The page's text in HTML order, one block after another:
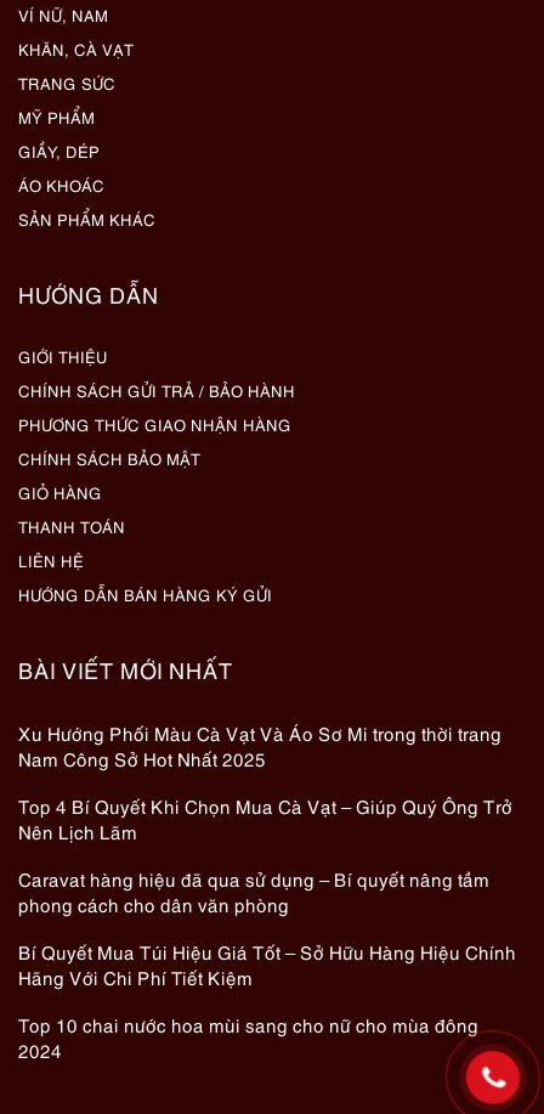
VÍ NỮ, NAM
KHĂN, CÀ VẠT
TRANG SỨC
MỸ PHẨM
GIẦY, DÉP
ÁO KHOÁC
SẢN PHẨM KHÁC
HƯỚNG DẪN
GIỚI THIỆU
CHÍNH SÁCH GỬI TRẢ / BẢO HÀNH
PHƯƠNG THỨC GIAO NHẬN HÀNG
CHÍNH SÁCH BẢO MẬT
GIỎ HÀNG
THANH TOÁN
LIÊN HỆ
HƯỚNG DẪN BÁN HÀNG KÝ GỬI
BÀI VIẾT MỚI NHẤT
Xu Hướng Phối Màu Cà Vạt Và Áo Sơ Mi trong thời trang
Nam Công Sở Hot Nhất 2025
Top 4 Bí Quyết Khi Chọn Mua Cà Vạt – Giúp Quý Ông Trở
Nên Lịch Lãm
Caravat hàng hiệu đã qua sử dụng – Bí quyết nâng tầm
phong cách cho dân văn phòng
Bí Quyết Mua Túi Hiệu Giá Tốt – Sở Hữu Hàng Hiệu Chính
Hãng Với Chi Phí Tiết Kiệm
Top 10 chai nước hoa mùi sang cho nữ cho mùa đông
2024